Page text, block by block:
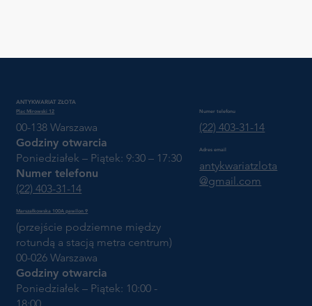
ANTYKWARIAT ZŁOTA
Plac Mirowski 12
00-138 Warszawa
Godziny otwarcia
Poniedziałek – Piątek: 9:30 – 17:30
Numer telefonu
(22) 403-31-14
Marszałkowska 100A pawilon 9
(przejście podziemne między
rotundą a stacją metra centrum)
00-026 Warszawa
Godziny otwarcia
Poniedziałek – Piątek: 10:00 -
Numer telefonu
(22) 403-31-14
Adres email
antykwariatzlota
@gmail.com